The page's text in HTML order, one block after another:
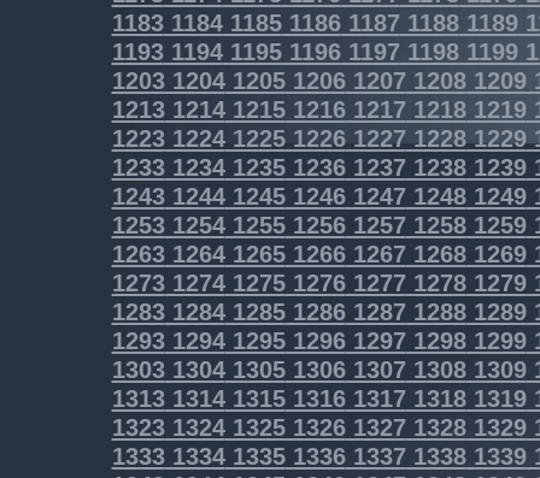
11831184118511861187 11881189
11931194119511961197 11981199
12031204120512061207 12081209
12131214121512161217 12181219
1223122412251226122712281229
1233123412351236123712381239
1243124412451246124712481249
1253125412551256125712581259
1263126412651266126712681269
1273127412751276127712781279
1283128412851286128712881289
1293129412951296129712981299
1303130413051306130713081309
1313131413151316131713181319
1323132413251326132713281329
1333133413351336133713381339